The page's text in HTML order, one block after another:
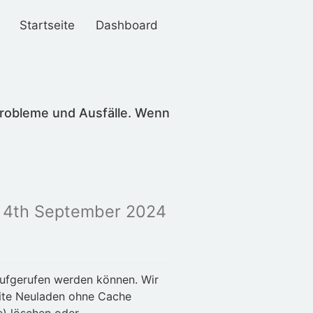
Startseite Dashboard
und Ausfälle. Wenn
September 2024
werden können. Wir
Neuladen ohne Cache